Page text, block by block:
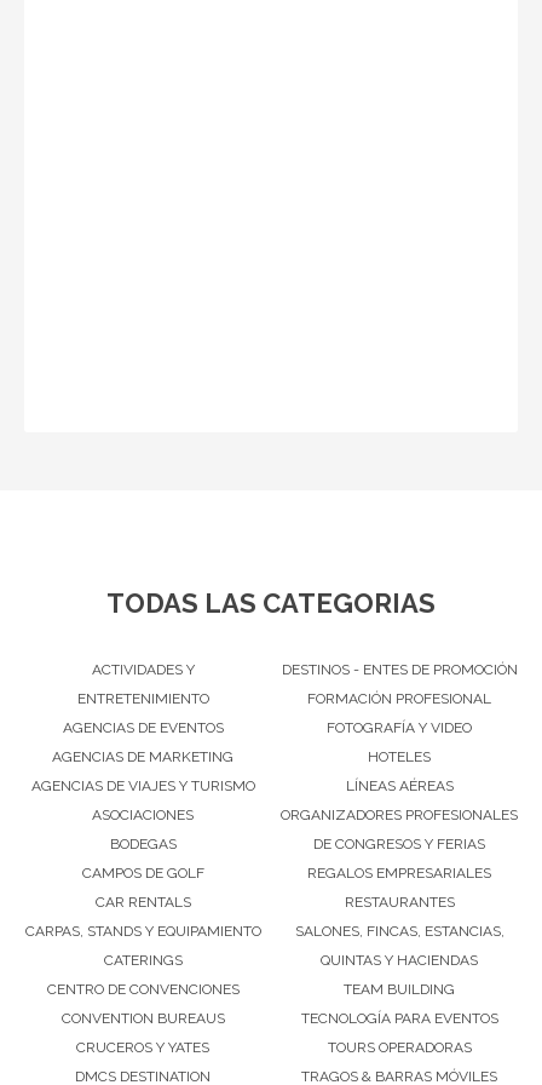
TODAS LAS CATEGORIAS
ACTIVIDADES Y
ENTRETENIMIENTO
AGENCIAS DE EVENTOS
AGENCIAS DE MARKETING
AGENCIAS DE VIAJES Y TURISMO
ASOCIACIONES
BODEGAS
CAMPOS DE GOLF
CAR RENTALS
CARPAS, STANDS Y EQUIPAMIENTO
CATERINGS
CENTRO DE CONVENCIONES
CONVENTION BUREAUS
CRUCEROS Y YATES
DMCS DESTINATION
DESTINOS - ENTES DE PROMOCIÓN
FORMACIÓN PROFESIONAL
FOTOGRAFÍA Y VIDEO
HOTELES
LÍNEAS AÉREAS
ORGANIZADORES PROFESIONALES
DE CONGRESOS Y FERIAS
REGALOS EMPRESARIALES
RESTAURANTES
SALONES, FINCAS, ESTANCIAS,
QUINTAS Y HACIENDAS
TEAM BUILDING
TECNOLOGÍA PARA EVENTOS
TOURS OPERADORAS
TRAGOS & BARRAS MÓVILES